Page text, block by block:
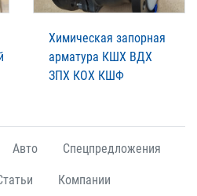
Химическая запорная
арматура КШХ ВДХ
ЗПХ КОХ КШФ
Авто Спецпредложения
Компании